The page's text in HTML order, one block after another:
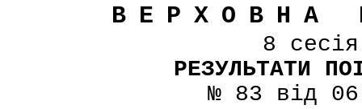
ВЕРХОВНА
8
РЕЗУЛЬТАТИ
№ 83 від